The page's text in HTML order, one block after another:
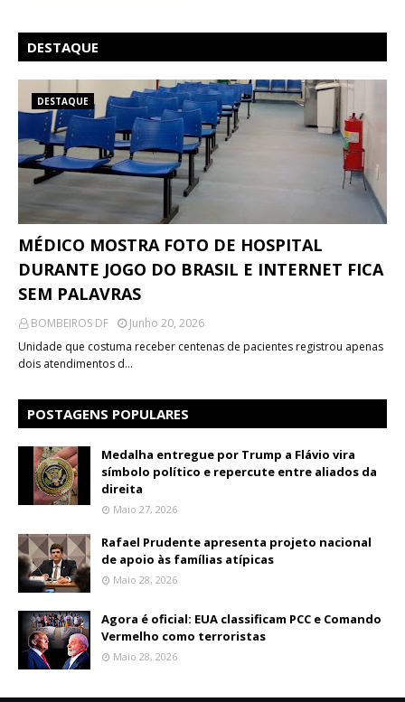
DESTAQUE
DESTAQUE
MÉDICO MOSTRA FOTO DE HOSPITAL
DURANTE JOGO DO BRASIL E INTERNET FICA
SEM PALAVRAS
BOMBEIROS DF
Junho 20, 2026
Unidade que costuma receber centenas de pacientes registrou apenas
dois atendimentos d…
POSTAGENS POPULARES
Medalha entregue por Trump a Flávio vira
símbolo político e repercute entre aliados da
direita
Maio 27, 2026
Rafael Prudente apresenta projeto nacional
de apoio às famílias atípicas
Maio 28, 2026
Agora é oficial: EUA classificam PCC e Comando
Vermelho como terroristas
Maio 28, 2026